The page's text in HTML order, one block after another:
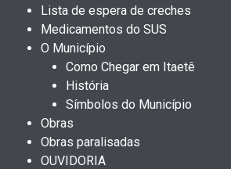
Lista de espera de creches
Medicamentos do SUS
O Município
Como Chegar em Itaetê
História
Símbolos do Município
Obras
Obras paralisadas
OUVIDORIA